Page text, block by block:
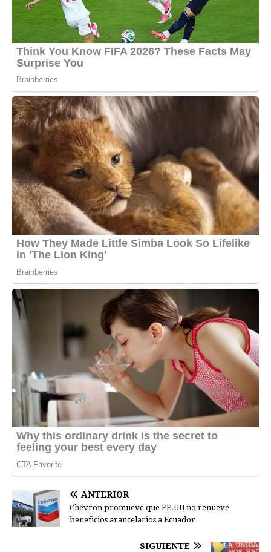
ANTERIOR
Chevron promueve que EE.UU no renueve
beneficios arancelarios a Ecuador
SIGUIENTE